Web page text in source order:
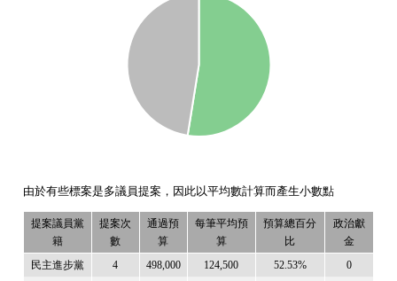
由於有些標案是多議員提案，因此以平均數計算而產生小數點
提案議員黨
籍
提案次
數
通過預
算
每筆平均預
算
預算總百分
比
政治獻
金
民主進步黨 4 498,000 124,500 52.53% 0